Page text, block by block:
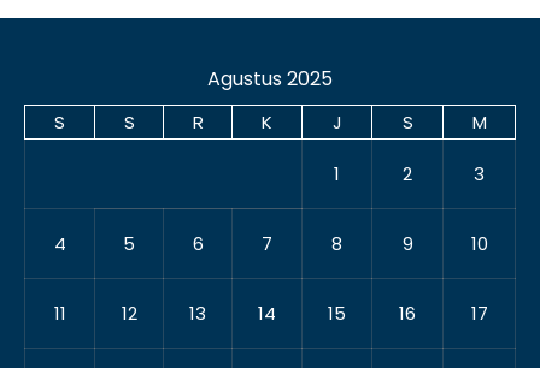
Agustus 2025
S S R K J S M
1 2 3
4 5 6 7 8 9 10
11 12 13 14 15 16 17